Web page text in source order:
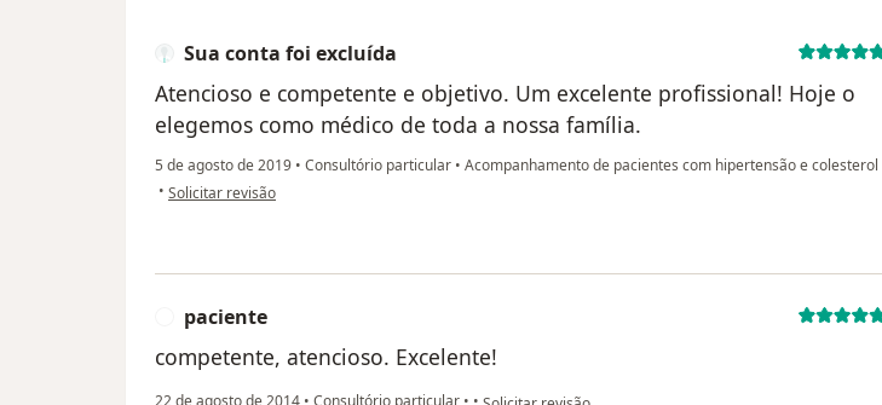
Sua conta foi excluída
Atencioso e competente e objetivo. Um excelente profissional! Hoje o
elegemos como médico de toda a nossa família.
5 de agosto de 2019 • Consultório particular • Acompanhamento de pacientes com hipertensão e colesterol
• na opinião do utilizador Sua conta foi excluída
Solicitar revisão
paciente
competente, atencioso. Excelente!
na opinião do utilizador paciente